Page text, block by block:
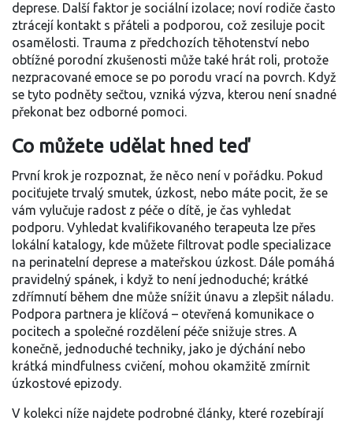
deprese. Další faktor je sociální izolace; noví rodiče často
ztrácejí kontakt s přáteli a podporou, což zesiluje pocit
osamělosti. Trauma z předchozích těhotenství nebo
obtížné porodní zkušenosti může také hrát roli, protože
nezpracované emoce se po porodu vrací na povrch. Když
se tyto podněty sečtou, vzniká výzva, kterou není snadné
překonat bez odborné pomoci.
Co můžete udělat hned teď
První krok je rozpoznat, že něco není v pořádku. Pokud
pociťujete trvalý smutek, úzkost, nebo máte pocit, že se
vám vylučuje radost z péče o dítě, je čas vyhledat
podporu. Vyhledat kvalifikovaného terapeuta lze přes
lokální katalogy, kde můžete filtrovat podle specializace
na perinatelní deprese a mateřskou úzkost. Dále pomáhá
pravidelný spánek, i když to není jednoduché; krátké
zdřímnutí během dne může snížit únavu a zlepšit náladu.
Podpora partnera je klíčová – otevřená komunikace o
pocitech a společné rozdělení péče snižuje stres. A
konečně, jednoduché techniky, jako je dýchání nebo
krátká mindfulness cvičení, mohou okamžitě zmírnit
úzkostové epizody.
V kolekci níže najdete podrobné články, které rozebírají